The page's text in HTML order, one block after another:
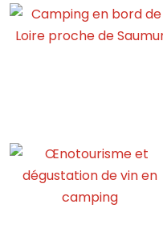
Camping en bord de Loire
Œnotourisme et